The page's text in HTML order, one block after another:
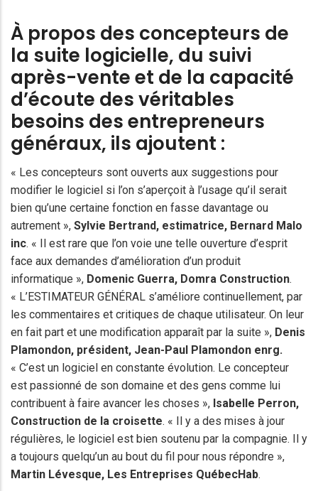
À propos des concepteurs de
la suite logicielle, du suivi
après-vente et de la capacité
d’écoute des véritables
besoins des entrepreneurs
généraux, ils ajoutent :
« Les concepteurs sont ouverts aux suggestions pour
modifier le logiciel si l’on s’aperçoit à l’usage qu’il serait
bien qu’une certaine fonction en fasse davantage ou
autrement », Sylvie Bertrand, estimatrice, Bernard Malo
inc. « Il est rare que l’on voie une telle ouverture d’esprit
face aux demandes d’amélioration d’un produit
informatique », Domenic Guerra, Domra Construction.
« L’ESTIMATEUR GÉNÉRAL s’améliore continuellement, par
les commentaires et critiques de chaque utilisateur. On leur
en fait part et une modification apparaît par la suite », Denis
Plamondon, président, Jean-Paul Plamondon enrg.
« C’est un logiciel en constante évolution. Le concepteur
est passionné de son domaine et des gens comme lui
contribuent à faire avancer les choses », Isabelle Perron,
Construction de la croisette. « Il y a des mises à jour
régulières, le logiciel est bien soutenu par la compagnie. Il y
a toujours quelqu’un au bout du fil pour nous répondre »,
Martin Lévesque, Les Entreprises QuébecHab.